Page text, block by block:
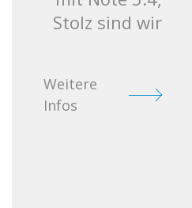
Stolz sind wir
Weitere
Infos